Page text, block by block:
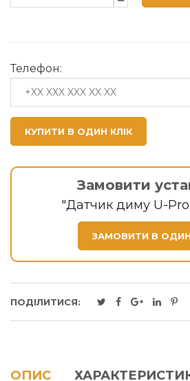
Телефон:
КУПИТИ В ОДИН КЛІК
Замовити
"Датчик диму U-
ЗАМОВИТИ В ОДИН
ПОДІЛИТИСЯ:
ОПИС